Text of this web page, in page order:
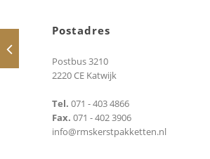
Postadres
Postbus 3210
2220 CE Katwijk
Tel. 071 - 403 4866
Fax. 071 - 402 3906
info@rmskerstpakketten.nl